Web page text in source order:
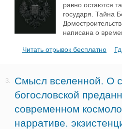
равно остаются
государя. Тайна
написана о
Читать отрывок бесплатно
3.
Смысл вселенной. О
богословской
современном
нарративе.